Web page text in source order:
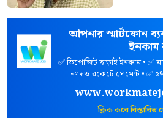
আপনার স্মার্টফোন
✅ ডিপোজিট ছাড়াই ইনকাম • ✅
নগদ ও রকেটে পেমেন্ট • ✅
ক্লিক করে বিস্তারিত